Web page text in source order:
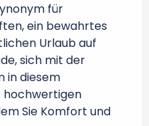
für
ein bewahrtes
Urlaub auf
sich mit der
in diesem
hochwertigen
Sie Komfort und